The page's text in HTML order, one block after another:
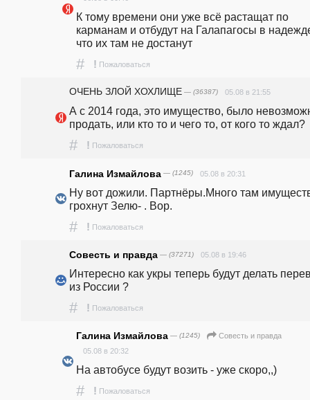
К тому времени они уже всё растащат по
карманам и отбудут на Галапагосы в
что их там не достанут
# ! Пожаловаться
ОЧЕНЬ ЗЛОЙ ХОХЛИЩЕ — (36387) 05.08 в 21:55
А с 2014 года, это имущество, было
продать, или кто то и чего то, от кого то ждал?
# ! Пожаловаться
Галина Измайлова — (1245) 05.08 в 20:31
Ну вот дожили. Партнёры.Много там
грохнут Зелю- . Вор.
# ! Пожаловаться
Совесть и правда — (37271) 05.08 в 19:46
Интересно как укры теперь будут делать
из России ?
# ! Пожаловаться
Галина Измайлова — (1245)
Совесть и правда
05.08 в 20:32
На автобусе будут возить - уже скоро,,)
# ! Пожаловаться